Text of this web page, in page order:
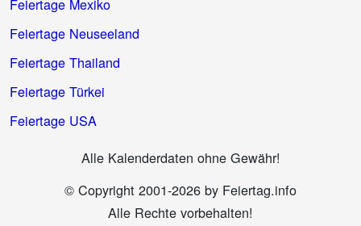
Feiertage Mexiko
Feiertage Neuseeland
Feiertage Thailand
Feiertage Türkei
Feiertage USA
Alle Kalenderdaten ohne Gewähr!
© Copyright 2001-2026 by Feiertag.info
Alle Rechte vorbehalten!